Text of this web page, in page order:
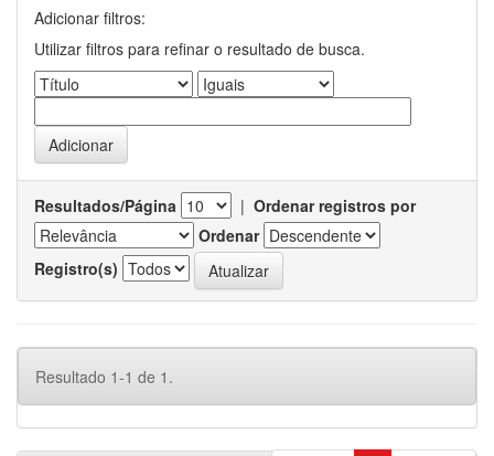
Adicionar filtros:
Utilizar filtros para refinar o resultado de busca.
Resultados/Página | Ordenar registros por
Ordenar
Registro(s)
Resultado 1-1 de 1.